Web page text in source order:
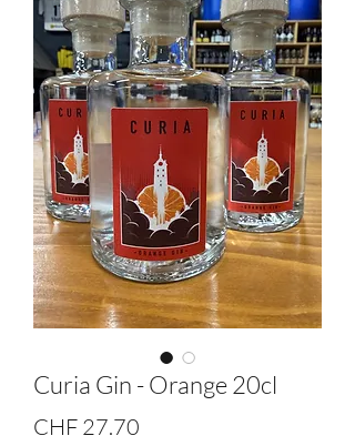
Curia Gin - Orange 20cl
CHF 27.70